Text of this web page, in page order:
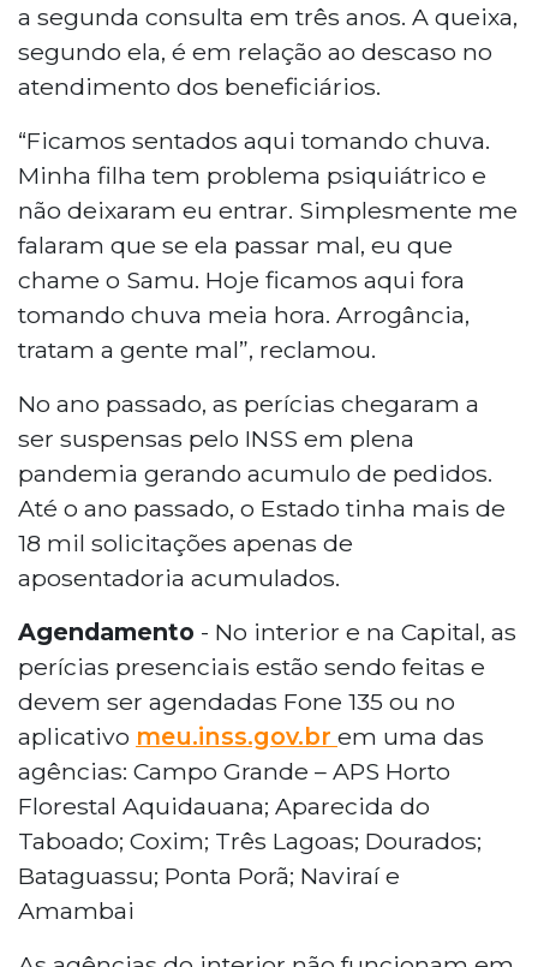
a segunda consulta em três anos. A queixa,
segundo ela, é em relação ao descaso no
atendimento dos beneficiários.
“Ficamos sentados aqui tomando chuva.
Minha filha tem problema psiquiátrico e
não deixaram eu entrar. Simplesmente me
falaram que se ela passar mal, eu que
chame o Samu. Hoje ficamos aqui fora
tomando chuva meia hora. Arrogância,
tratam a gente mal”, reclamou.
No ano passado, as perícias chegaram a
ser suspensas pelo INSS em plena
pandemia gerando acumulo de pedidos.
Até o ano passado, o Estado tinha mais de
18 mil solicitações apenas de
aposentadoria acumulados.
Agendamento - No interior e na Capital, as
perícias presenciais estão sendo feitas e
devem ser agendadas Fone 135 ou no
aplicativo meu.inss.gov.br em uma das
agências: Campo Grande – APS Horto
Florestal Aquidauana; Aparecida do
Taboado; Coxim; Três Lagoas; Dourados;
Bataguassu; Ponta Porã; Naviraí e
Amambai